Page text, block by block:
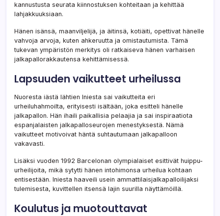
kannustusta seurata kiinnostuksen kohteitaan ja kehittää
lahjakkuuksiaan.
Hänen isänsä, maanviljelijä, ja äitinsä, kotiäiti, opettivat hänelle
vahvoja arvoja, kuten ahkeruutta ja omistautumista. Tämä
tukevan ympäristön merkitys oli ratkaiseva hänen varhaisen
jalkapallorakkautensa kehittämisessä.
Lapsuuden vaikutteet urheilussa
Nuoresta iästä lähtien Iniesta sai vaikutteita eri
urheiluhahmoilta, erityisesti isältään, joka esitteli hänelle
jalkapallon. Hän ihaili paikallisia pelaajia ja sai inspiraatiota
espanjalaisten jalkapalloseurojen menestyksestä. Nämä
vaikutteet motivoivat häntä suhtautumaan jalkapalloon
vakavasti.
Lisäksi vuoden 1992 Barcelonan olympialaiset esittivät huippu-
urheilijoita, mikä sytytti hänen intohimonsa urheilua kohtaan
entisestään. Iniesta haaveili usein ammattilaisjalkapalloilijaksi
tulemisesta, kuvittellen itsensä lajin suurilla näyttämöillä.
Koulutus ja muotouttavat